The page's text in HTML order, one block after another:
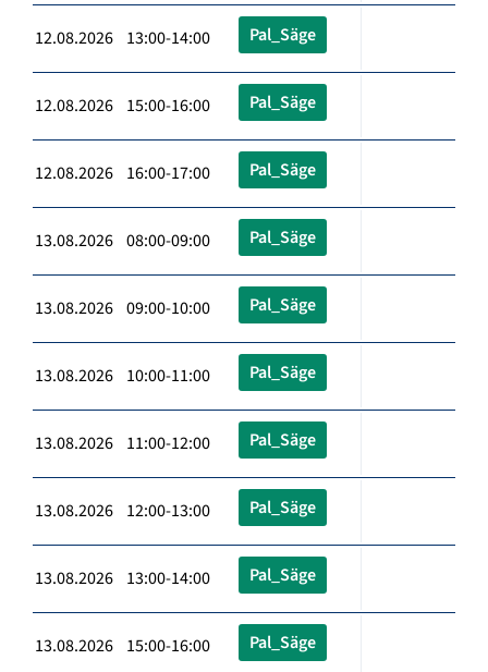
12.08.2026 13:00-14:00 Pal_Säge
12.08.2026 15:00-16:00 Pal_Säge
12.08.2026 16:00-17:00 Pal_Säge
13.08.2026 08:00-09:00 Pal_Säge
13.08.2026 09:00-10:00 Pal_Säge
13.08.2026 10:00-11:00 Pal_Säge
13.08.2026 11:00-12:00 Pal_Säge
13.08.2026 12:00-13:00 Pal_Säge
13.08.2026 13:00-14:00 Pal_Säge
13.08.2026 15:00-16:00 Pal_Säge